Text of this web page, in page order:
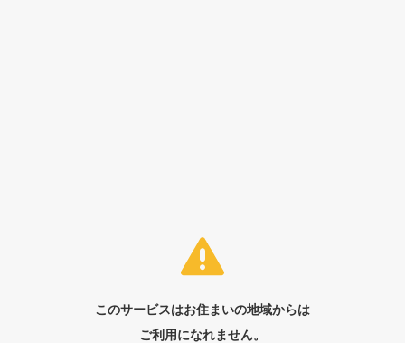
このサービスはお住まいの地域からは
ご利用になれません。